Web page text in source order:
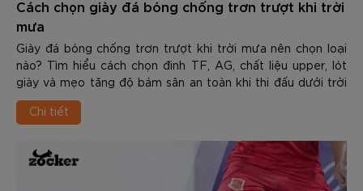
Cách chọn giày đá bóng chống trơn trượt khi trời
mưa
Giày đá bóng chống trơn trượt khi trời mưa nên chọn loại
nào? Tìm hiểu cách chọn đinh TF, AG, chất liệu upper, lót
giày và mẹo tăng độ bám sân an toàn khi thi đấu dưới trời
mưa.
Chi tiết